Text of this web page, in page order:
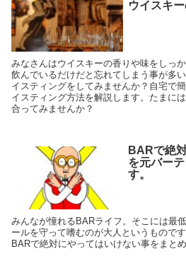
ウイスキ
みなさんはウイスキーの香りや味をしっ
飲んでいるだけだと忘れてしまう事が多
イスティングをしてみませんか？自宅で
イスティング方法を解説します。たまに
合ってみませんか？
BARで絶
を元バー
す。
みんなが憧れるBARライフ。そこには最
ールを守って嗜むのが大人というもので
BARで絶対にやってはいけない事をまとめ